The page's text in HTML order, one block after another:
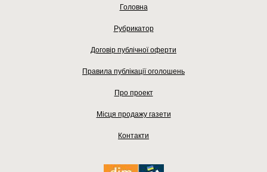
Головна
Рубрикатор
Договір публічної оферти
Правила публікації оголошень
Про проект
Місця продажу газети
Контакти